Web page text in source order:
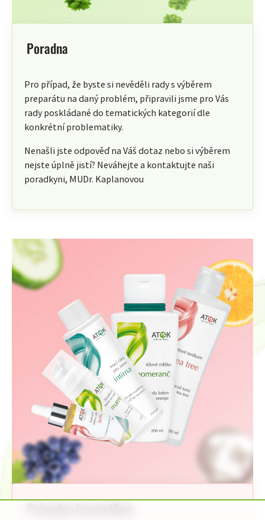
Poradna
Pro případ, že byste si nevěděli rady s výběrem
preparátu na daný problém, připravili jsme pro Vás
rady poskládané do tematických kategorií dle
konkrétní problematiky.
Nenašli jste odpověď na Váš dotaz nebo si výběrem
nejste úplně jistí? Neváhejte a kontaktujte naši
poradkyni, MUDr. Kaplanovou